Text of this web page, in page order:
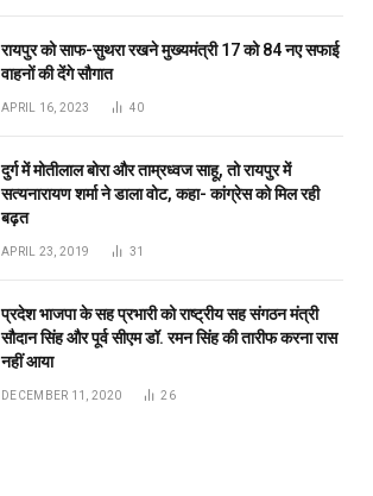
रायपुर को साफ-सुथरा रखने मुख्यमंत्री 17 को 84 नए सफाई
वाहनों की देंगे सौगात
APRIL 16, 2023 40
दुर्ग में मोतीलाल बोरा और ताम्रध्वज साहू, तो रायपुर में
सत्यनारायण शर्मा ने डाला वोट, कहा- कांग्रेस को मिल रही
बढ़त
APRIL 23, 2019 31
प्रदेश भाजपा के सह प्रभारी को राष्ट्रीय सह संगठन मंत्री
सौदान सिंह और पूर्व सीएम डॉ. रमन सिंह की तारीफ करना रास
नहीं आया
DECEMBER 11, 2020 26